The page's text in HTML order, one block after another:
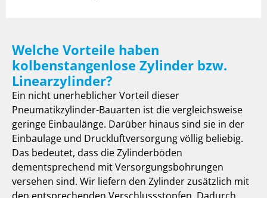
Welche Vorteile haben
kolbenstangenlose Zylinder bzw.
Linearzylinder?
Ein nicht unerheblicher Vorteil dieser
Pneumatikzylinder-Bauarten ist die vergleichsweise
geringe Einbaulänge. Darüber hinaus sind sie in der
Einbaulage und Druckluftversorgung völlig beliebig.
Das bedeutet, dass die Zylinderböden
dementsprechend mit Versorgungsbohrungen
versehen sind. Wir liefern den Zylinder zusätzlich mit
den entsprechenden Verschlussstopfen. Dadurch